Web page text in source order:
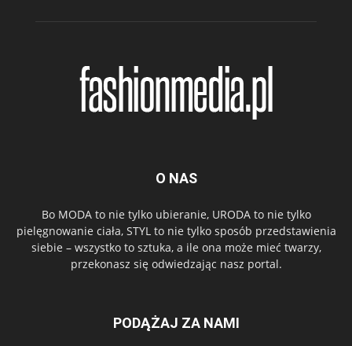
O NAS
Bo MODA to nie tylko ubieranie, URODA to nie tylko
pielęgnowanie ciała, STYL to nie tylko sposób przedstawienia
siebie – wszystko to sztuka, a ile ona może mieć twarzy,
przekonasz się odwiedzając nasz portal.
PODĄŻAJ ZA NAMI